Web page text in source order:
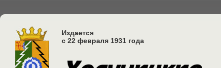
Издается
с 22 февраля 1931 года